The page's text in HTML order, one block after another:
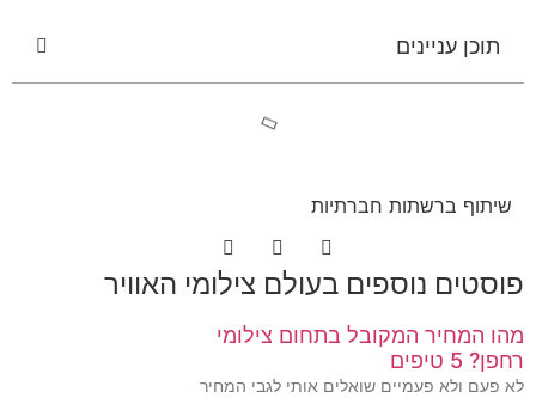
תוכן עניינים
שיתוף ברשתות חברתיות
פוסטים נוספים בעולם צילומי האוויר
מהו המחיר המקובל בתחום צילומי
רחפן? 5 טיפים
לא פעם ולא פעמיים שואלים אותי לגבי המחיר